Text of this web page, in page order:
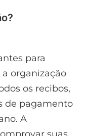
para
organização
os recibos,
de pagamento
A